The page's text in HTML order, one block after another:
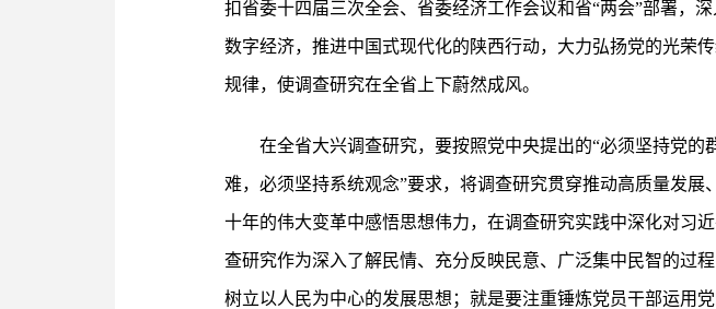
扣省委十四届三次全会、省委经济工作会议和省“两会”部署，
数字经济，推进中国式现代化的陕西行动，大力弘扬党的光荣
规律，使调查研究在全省上下蔚然成风。
在全省大兴调查研究，要按照党中央提出的“必须坚持党
难，必须坚持系统观念”要求，将调查研究贯穿推动高质量发
十年的伟大变革中感悟思想伟力，在调查研究实践中深化对习
查研究作为深入了解民情、充分反映民意、广泛集中民智的过
树立以人民为中心的发展思想；就是要注重锤炼党员干部运用